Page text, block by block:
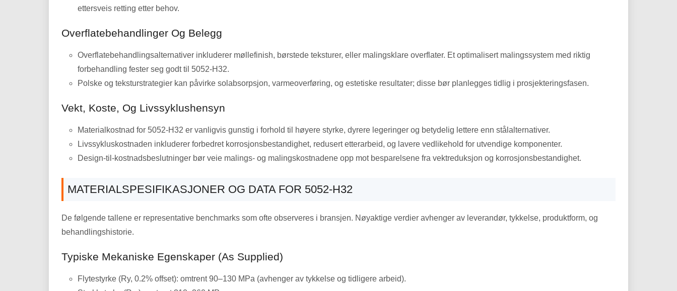
ettersveis retting etter behov.
Overflatebehandlinger Og Belegg
Overflatebehandlingsalternativer inkluderer møllefinish, børstede teksturer, eller malingsklare overflater. Et optimalisert malingssystem med riktig
forbehandling fester seg godt til 5052-H32.
Polske og teksturstrategier kan påvirke solabsorpsjon, varmeoverføring, og estetiske resultater; disse bør planlegges tidlig i prosjekteringsfasen.
Vekt, Koste, Og Livssyklushensyn
Materialkostnad for 5052-H32 er vanligvis gunstig i forhold til høyere styrke, dyrere legeringer og betydelig lettere enn stålalternativer.
Livssykluskostnaden inkluderer forbedret korrosjonsbestandighet, redusert etterarbeid, og lavere vedlikehold for utvendige komponenter.
Design-til-kostnadsbeslutninger bør veie malings- og malingskostnadene opp mot besparelsene fra vektreduksjon og korrosjonsbestandighet.
MATERIALSPESIFIKASJONER OG DATA FOR 5052-H32
De følgende tallene er representative benchmarks som ofte observeres i bransjen. Nøyaktige verdier avhenger av leverandør, tykkelse, produktform, og
behandlingshistorie.
Typiske Mekaniske Egenskaper (As Supplied)
Flytestyrke (Ry, 0.2% offset): omtrent 90–130 MPa (avhenger av tykkelse og tidligere arbeid).